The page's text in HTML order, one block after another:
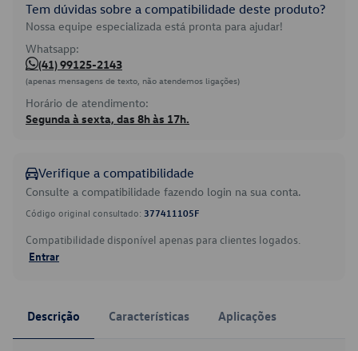
Tem dúvidas sobre a compatibilidade deste produto?
Nossa equipe especializada está pronta para ajudar!
Whatsapp:
(41) 99125-2143
(apenas mensagens de texto, não atendemos ligações)
Horário de atendimento:
Segunda à sexta, das 8h às 17h.
Verifique a compatibilidade
Consulte a compatibilidade fazendo login na sua conta.
Código original consultado: 377411105F
Compatibilidade disponível apenas para clientes logados.
Entrar
Descrição Características Aplicações